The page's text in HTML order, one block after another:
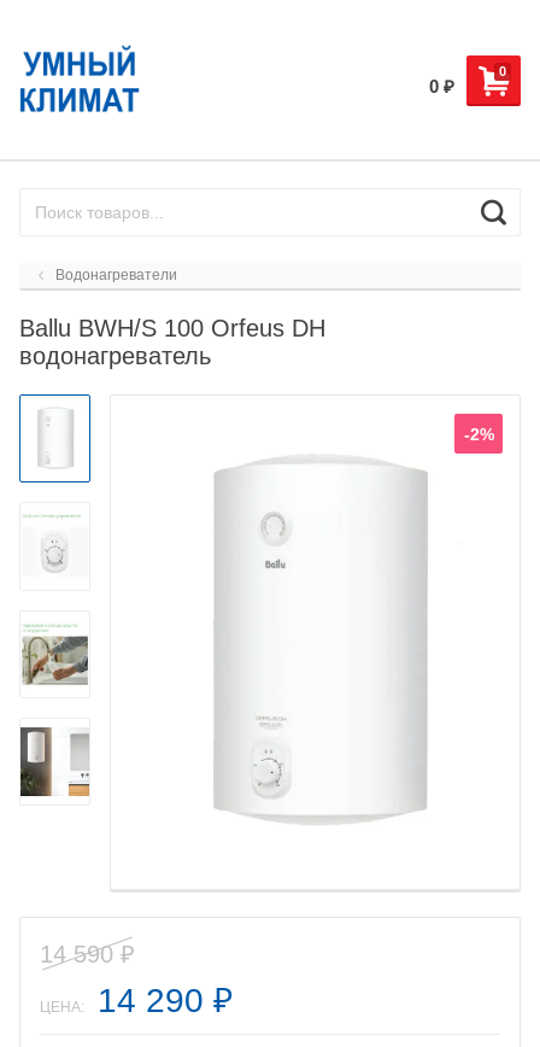
0
0 ₽
Водонагреватели
Ballu BWH/S 100 Orfeus DH
водонагреватель
-2%
14 590 ₽
ЦЕНА: 14 290 ₽